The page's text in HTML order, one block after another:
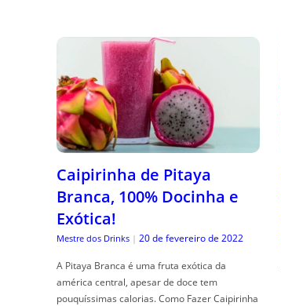
Caipirinha de Pitaya
Branca, 100% Docinha e
Exótica!
Mestre dos Drinks | 20 de fevereiro de 2022
A Pitaya Branca é uma fruta exótica da
américa central, apesar de doce tem
pouquíssimas calorias. Como Fazer Caipirinha